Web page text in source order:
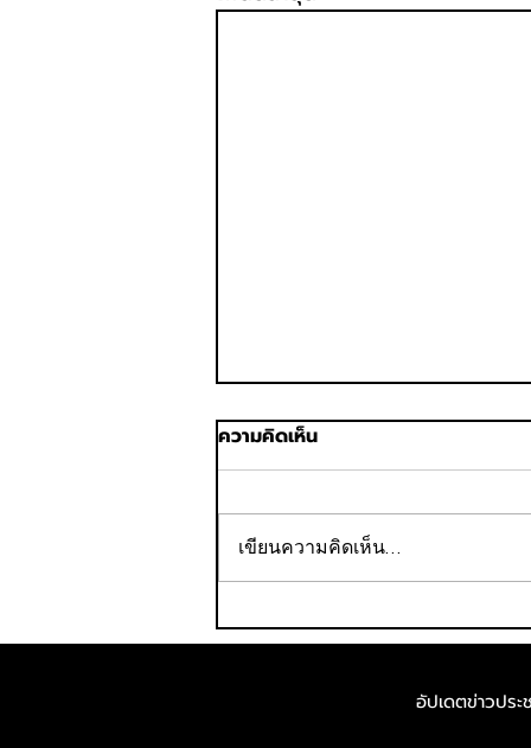
ร่วมส่งเสริมสุขภาวะคนเมือง
ความคิดเห็น
เขียนความคิดเห็น…
อัปเดตข่าวปร